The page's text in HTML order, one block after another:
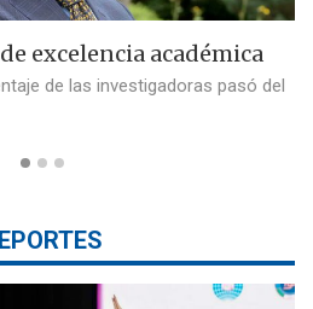
excelencia académica
de las investigadoras pasó del